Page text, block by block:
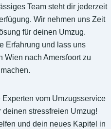
Team steht dir jederzeit
Wir nehmen uns Zeit
für deinen Umzug.
Erfahrung und lass uns
Wien nach Amersfoort zu
vom Umzugsservice
stressfreien Umzug!
und dein neues Kapitel in